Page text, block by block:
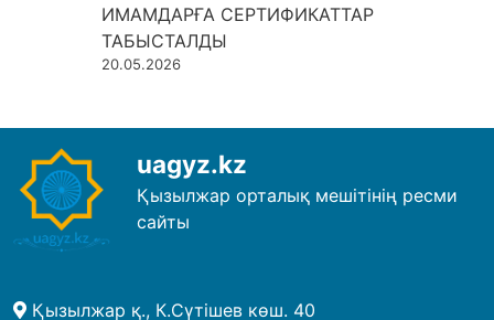
ИМАМДАРҒА СЕРТИФИКАТТАР
ТАБЫСТАЛДЫ
20.05.2026
uagyz.kz
Қызылжар орталық мешітінің ресми
сайты
Қызылжар қ., К.Сүтішев көш. 40